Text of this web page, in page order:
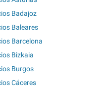
Badajoz
Baleares
Barcelona
Bizkaia
Burgos
Cáceres